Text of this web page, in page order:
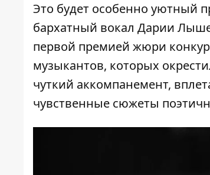
Это будет особенно уютный
бархатный вокал Дарии
первой премией жюри
музыкантов, которых
чуткий аккомпанемент,
чувственные сюжеты